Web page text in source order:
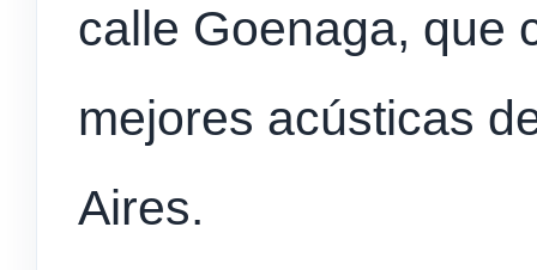
calle Goenaga, que
mejores acústicas
Aires.